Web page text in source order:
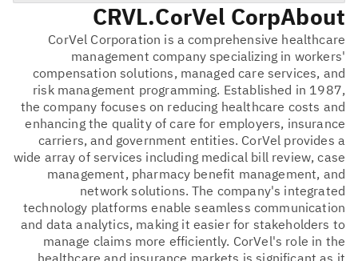
About
CorVel Corp.
CRVL
CorVel Corporation is a comprehensive healthcare
management company specializing in workers'
compensation solutions, managed care services, and
risk management programming. Established in 1987,
the company focuses on reducing healthcare costs and
enhancing the quality of care for employers, insurance
carriers, and government entities. CorVel provides a
wide array of services including medical bill review, case
management, pharmacy benefit management, and
network solutions. The company's integrated
technology platforms enable seamless communication
and data analytics, making it easier for stakeholders to
manage claims more efficiently. CorVel's role in the